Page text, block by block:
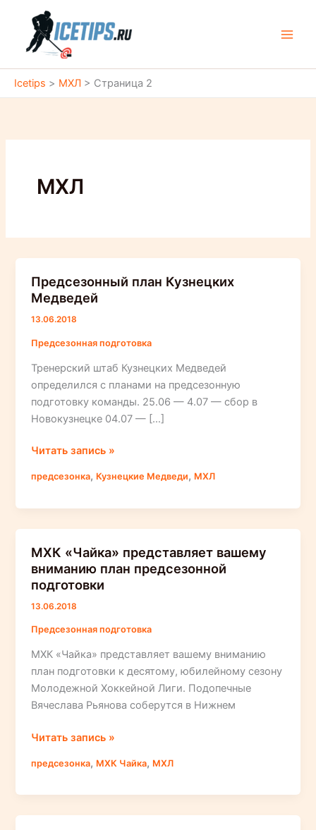
содержимому
Icetips > МХЛ > Страница 2
МХЛ
Предсезонный план Кузнецких
Медведей
13.06.2018
Предсезонная подготовка
Тренерский штаб Кузнецких Медведей
определился с планами на предсезонную
подготовку команды. 25.06 — 4.07 — сбор в
Новокузнецке 04.07 — […]
Предсезонный
Кузнецких
Читать запись »
предсезонка, Кузнецкие Медведи, МХЛ
МХК «Чайка» представляет вашему
вниманию план предсезонной
подготовки
13.06.2018
Предсезонная подготовка
МХК «Чайка» представляет вашему вниманию
план подготовки к десятому, юбилейному сезону
Молодежной Хоккейной Лиги. Подопечные
Вячеслава Рьянова соберутся в Нижнем
МХК
представляет
Читать запись »
предсезонка, МХК Чайка, МХЛ